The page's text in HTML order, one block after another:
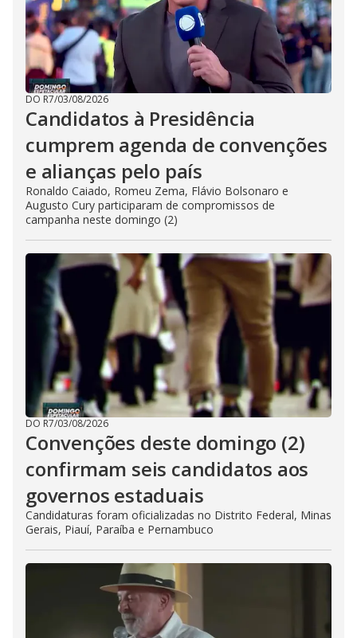
DO R7/03/08/2026
Candidatos à Presidência
cumprem agenda de convenções
e alianças pelo país
Ronaldo Caiado, Romeu Zema, Flávio Bolsonaro e
Augusto Cury participaram de compromissos de
campanha neste domingo (2)
DO R7/03/08/2026
Convenções deste domingo (2)
confirmam seis candidatos aos
governos estaduais
Candidaturas foram oficializadas no Distrito Federal, Minas
Gerais, Piauí, Paraíba e Pernambuco